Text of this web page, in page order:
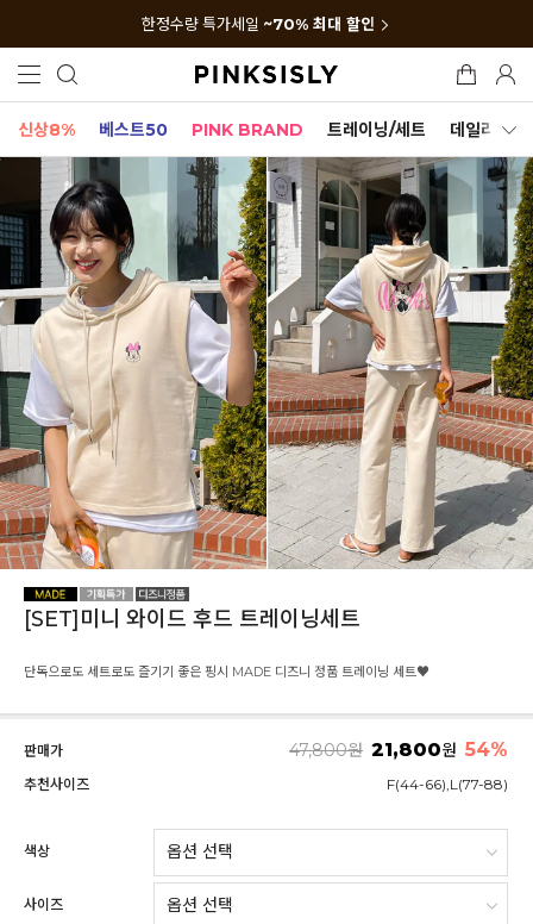
한정수량 특가세일 ~70% 최대 할인
신상8% 베스트50 PINK BRAND 트레이닝/세트 데일리세트
[SET]미니 와이드 후드 트레이닝세트
단독으로도 세트로도 즐기기 좋은 핑시 MADE 디즈니 정품 트레이닝 세트♥
판매가 47,800원 21,800원 54%
추천사이즈 F(44-66),L(77-88)
색상
사이즈